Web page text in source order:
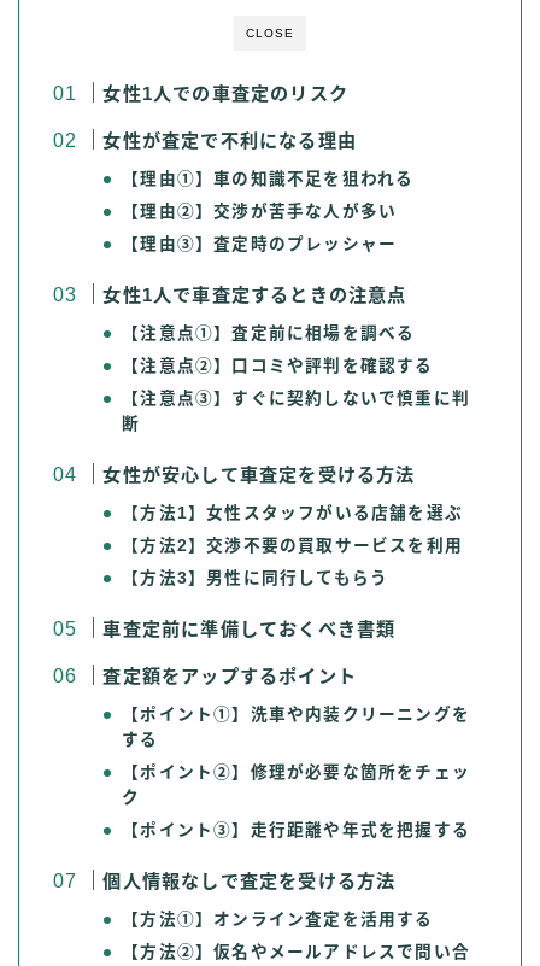
CLOSE
女性1人での車査定のリスク
女性が査定で不利になる理由
【理由①】車の知識不足を狙われる
【理由②】交渉が苦手な人が多い
【理由③】査定時のプレッシャー
女性1人で車査定するときの注意点
【注意点①】査定前に相場を調べる
【注意点②】口コミや評判を確認する
【注意点③】すぐに契約しないで慎重に判
断
女性が安心して車査定を受ける方法
【方法1】女性スタッフがいる店舗を選ぶ
【方法2】交渉不要の買取サービスを利用
【方法3】男性に同行してもらう
車査定前に準備しておくべき書類
査定額をアップするポイント
【ポイント①】洗車や内装クリーニングを
する
【ポイント②】修理が必要な箇所をチェッ
ク
【ポイント③】走行距離や年式を把握する
個人情報なしで査定を受ける方法
【方法①】オンライン査定を活用する
【方法②】仮名やメールアドレスで問い合